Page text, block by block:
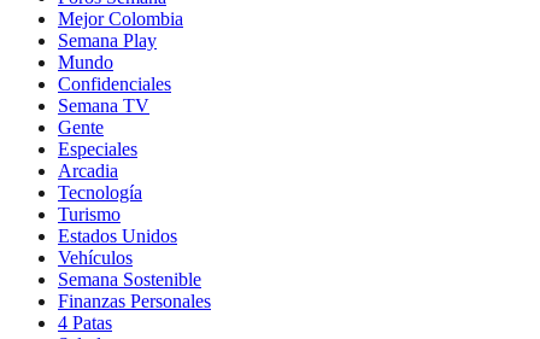
Mejor Colombia
Semana Play
Mundo
Confidenciales
Semana TV
Gente
Especiales
Arcadia
Tecnología
Turismo
Estados Unidos
Vehículos
Semana Sostenible
Finanzas Personales
4 Patas